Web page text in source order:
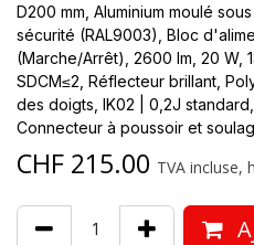
D200 mm, Aluminium moulé
sécurité (RAL9003), Bloc
(Marche/Arrêt), 2600 lm, 20 W,
SDCM≤2, Réflecteur brillant,
des doigts, IK02 | 0,2J
Connecteur à poussoir et
CHF 215.00 TVA incluse,